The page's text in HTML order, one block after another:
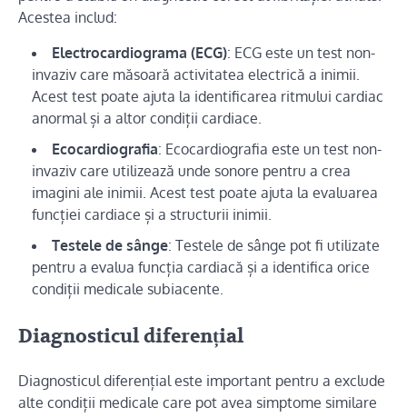
Acestea includ:
Electrocardiograma (ECG): ECG este un test non-
invaziv care măsoară activitatea electrică a inimii.
Acest test poate ajuta la identificarea ritmului cardiac
anormal și a altor condiții cardiace.
Ecocardiografia: Ecocardiografia este un test non-
invaziv care utilizează unde sonore pentru a crea
imagini ale inimii. Acest test poate ajuta la evaluarea
funcției cardiace și a structurii inimii.
Testele de sânge: Testele de sânge pot fi utilizate
pentru a evalua funcția cardiacă și a identifica orice
condiții medicale subiacente.
Diagnosticul diferențial
Diagnosticul diferențial este important pentru a exclude
alte condiții medicale care pot avea simptome similare